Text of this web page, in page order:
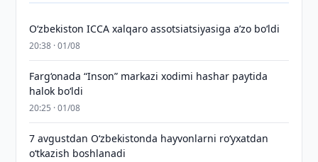
O‘zbekiston ICCA xalqaro assotsiatsiyasiga aʼzo bo‘ldi
20:38 · 01/08
Farg‘onada “Inson” markazi xodimi hashar paytida
halok bo‘ldi
20:25 · 01/08
7 avgustdan O‘zbekistonda hayvonlarni ro‘yxatdan
o‘tkazish boshlanadi